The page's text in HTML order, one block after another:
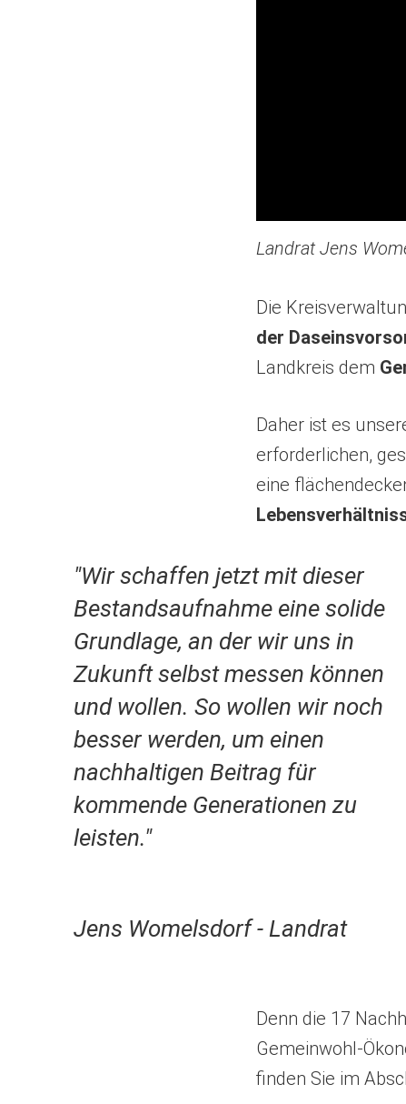
Landrat Jens
Die
der
Landkreis dem
Daher ist es
erforderlichen,
eine
"Wir schaffen jetzt mit dieser
Bestandsaufnahme eine solide
Grundlage, an der wir uns in
Zukunft selbst messen können
und wollen. So wollen wir noch
besser werden, um einen
nachhaltigen Beitrag für
kommende Generationen zu
leisten."
Jens Womelsdorf - Landrat
Denn die 17
Gemeinwohl-
finden Sie im